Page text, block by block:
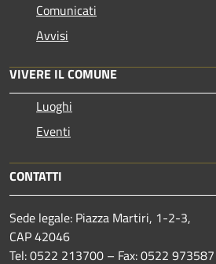
Comunicati
Avvisi
VIVERE IL COMUNE
Luoghi
Eventi
CONTATTI
Sede legale: Piazza Martiri, 1-2-3,
CAP 42046
Tel: 0522 213700 – Fax: 0522 973587